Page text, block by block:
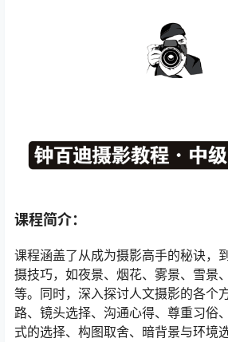
课程简介：
课程涵盖了从成为摄影高手的秘诀，
摄技巧，如夜景、烟花、雾景、雪景
等。同时，深入探讨人文摄影的各个
路、镜头选择、沟通心得、尊重习俗
式的选择、构图取舍、暗背景与环境